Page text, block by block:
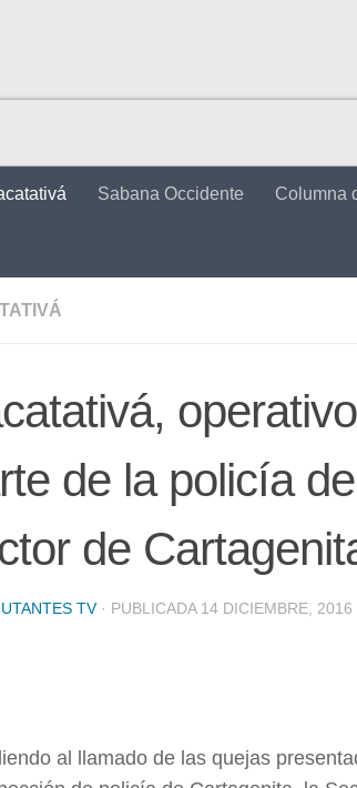
Sabana Occidente Columna
de la policía
de
TV · PUBLICADA 14 DICIEMBRE, 2016
al llamado de las quejas